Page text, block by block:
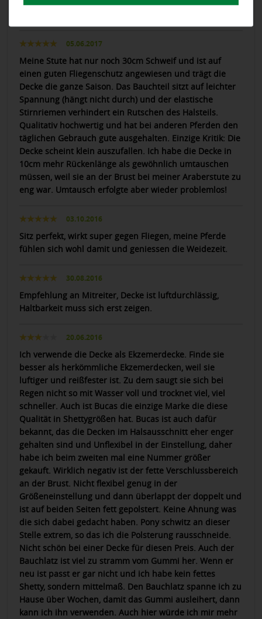
05.06.2017
Meine Stute hat nur noch 30cm Schweif und ist auf
einen guten Fliegenschutz angewiesen und trägt die
Decke die ganze Saison. Das Bauchteil sitzt auf leichter
Spannung (hängt nicht durch) und der elastische
Stirnriemen verhindert ein Rutschen des Halsteils.
Qualitativ hochwertig und hat bei anderen Pferden den
täglichen Gebrauch gute ausgehalten. Einzige Kritik: Die
Decke scheint klein auszufallen. Ich habe die Decke in
10cm mehr Rückenlänge als gewöhnlich umtauschen
müssen, weil sie an der Brust bei meiner Araberstute zu
eng war. Umtausch erfolgte aber wieder problemlos!
03.10.2016
Sitz perfekt, wirkt super gegen Fliegen, meine Pferde
fühlen sich wohl damit und geniessen die Weidezeit.
30.08.2016
Empfehlung an Mitreiter, Decke ist luftdurchlässig,
Haltbarkeit muss sich erst zeigen.
20.06.2016
Ich verwende die Decke als Ekzemerdecke. Finde sie
besser als herkömmliche Ekzemerdecken, weil sie
luftiger und reißfester ist. Zu dem saugt sie sich bei
Regen nicht so mit Wasser voll und trocknet viel, viel
schneller. Auch ist Bucas die einzige Marke die diese
Qualität in Shettygrößen hat. Bucas ist auch dafür
bekannt, das die Decken im Halsausschnitt eher enger
gehalten sind und Unflexibel in der Einstellung, daher
habe ich beim zweiten mal eine Nummer größer
gekauft. Wirklich negativ ist der fette Verschlussbereich
an der Brust. Nicht flexibel genug in der
Größeneinstellung und dann überlappt der doppelt und
ist auf beiden Seiten fett gepolstert. Keine Ahnung was
die sich dabei gedacht haben. Pony schwitz an dieser
Stelle extrem, so das ich die Polsterung rausschneide.
Nicht schön bei einer Decke für diesen Preis. Auch der
Bauchlatz ist viel zu stramm vom Gummi her. Wenn er
neu ist passt er gar nicht und ich habe kein fettes
Shetty, sondern mittelmaß. Den Bauchlatz spanne ich zu
Hause über Wochen, damit das Gummi ausleihert, dann
kann ich ihn verwenden. Auch hier würde ich mir mehr